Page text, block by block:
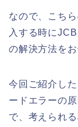
なので、こち
入する時に
の解決方法を
今回ご紹介し
ードエラーの
で、考えられ